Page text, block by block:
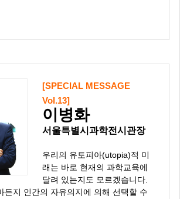
[SPECIAL MESSAGE
Vol.13]
이병화
서울특별시과학전시관장
우리의 유토피아(utopia)적 미
래는 바로 현재의 과학교육에
달려 있는지도 모르겠습니다.
든지 인간의 자유의지에 의해 선택할 수